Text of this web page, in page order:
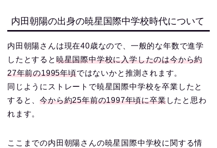
内田朝陽の出身の暁星国際中学校時代について
内田朝陽さんは現在40歳なので、一般的な年数で進学
したとすると 暁星国際中学校に入学したのは今から約
27年前の1995年頃ではないかと推測されます。
同じようにストレートで暁星国際中学校を卒業したと
すると、今から約25年前の1997年頃に卒業したと思わ
れます。
ここまでの内田朝陽さんの暁星国際中学校に関する情